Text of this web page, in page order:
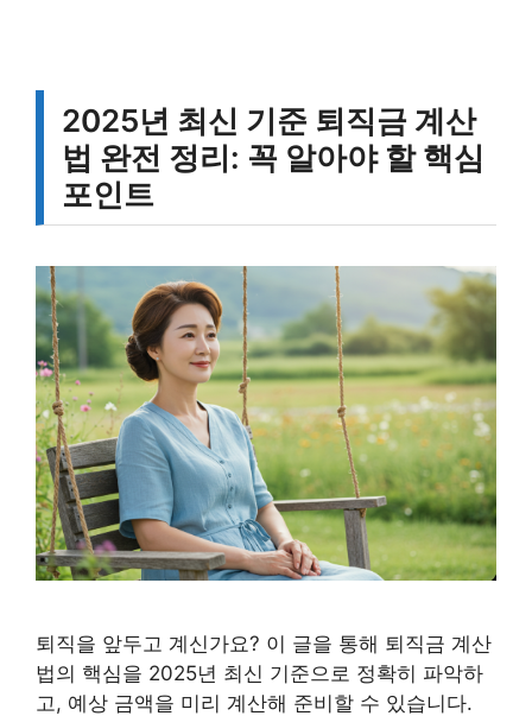
2025년 최신 기준 퇴직금 계산
법 완전 정리: 꼭 알아야 할 핵심
포인트
퇴직을 앞두고 계신가요? 이 글을 통해 퇴직금 계산
법의 핵심을 2025년 최신 기준으로 정확히 파악하
고, 예상 금액을 미리 계산해 준비할 수 있습니다.